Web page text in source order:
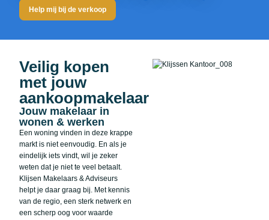
Help mij bij de verkoop
Veilig kopen
met jouw
aankoopmakelaar
Jouw makelaar in
wonen & werken
Een woning vinden in deze krappe
markt is niet eenvoudig. En als je
eindelijk iets vindt, wil je zeker
weten dat je niet te veel betaalt.
Klijsen Makelaars & Adviseurs
helpt je daar graag bij. Met kennis
van de regio, een sterk netwerk en
een scherp oog voor waarde